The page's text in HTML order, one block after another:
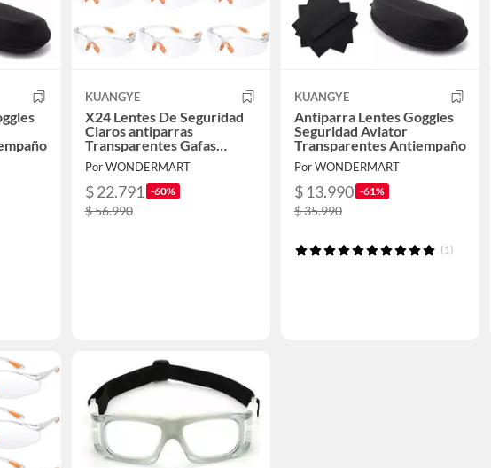
KUANGYE
X24 Lentes De Seguridad
Claros antiparras
Transparentes Gafas
Protectoras
Por WONDERMART
$ 22.791 -60%
$ 56.990
KUANGYE
Antiparra Lentes Goggles
Seguridad Aviator
Transparentes Antiempaño
Por WONDERMART
$ 13.990 -61%
$ 35.990
(1)